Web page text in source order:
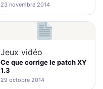
23 novembre 2014
Jeux vidéo
Ce que corrige le patch XY
1.3
29 octobre 2014